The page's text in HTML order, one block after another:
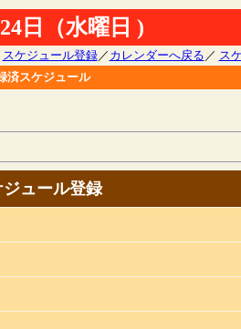
24日（水曜日 )
スケジュール登録／ カレンダーへ戻る ／ ス
済スケジュール
ジュール登録